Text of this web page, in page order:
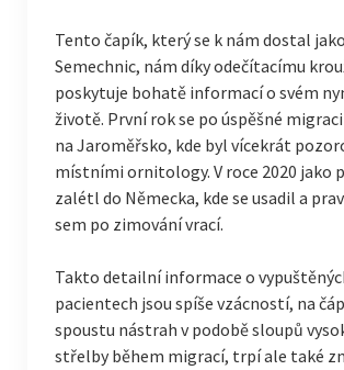
Tento čapík, který se k nám dostal
Semechnic, nám díky odečítacímu
poskytuje bohatě informací o svém
životě. První rok se po úspěšné
na Jaroměřsko, kde byl vícekrát
místními ornitology. V roce 2020 jako
zalétl do Německa, kde se usadil a
sem po zimování vrací.
Takto detailní informace o
pacientech jsou spíše vzácností, na
spoustu nástrah v podobě sloupů
střelby během migrací, trpí ale také